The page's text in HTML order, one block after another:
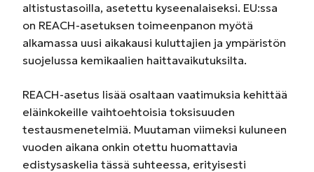
altistustasoilla, asetettu kyseenalaiseksi. EU:ssa
on REACH-asetuksen toimeenpanon myötä
alkamassa uusi aikakausi kuluttajien ja ympäristön
suojelussa kemikaalien haittavaikutuksilta.
REACH-asetus lisää osaltaan vaatimuksia kehittää
eläinkokeille vaihtoehtoisia toksisuuden
testausmenetelmiä. Muutaman viimeksi kuluneen
vuoden aikana onkin otettu huomattavia
edistysaskelia tässä suhteessa, erityisesti